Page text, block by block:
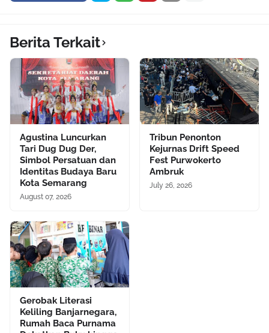
Berita Terkait
Agustina Luncurkan
Tari Dug Dug Der,
Simbol Persatuan dan
Identitas Budaya Baru
Kota Semarang
August 07, 2026
Tribun Penonton
Kejurnas Drift Speed
Fest Purwokerto
Ambruk
July 26, 2026
Gerobak Literasi
Keliling Banjarnegara,
Rumah Baca Purnama